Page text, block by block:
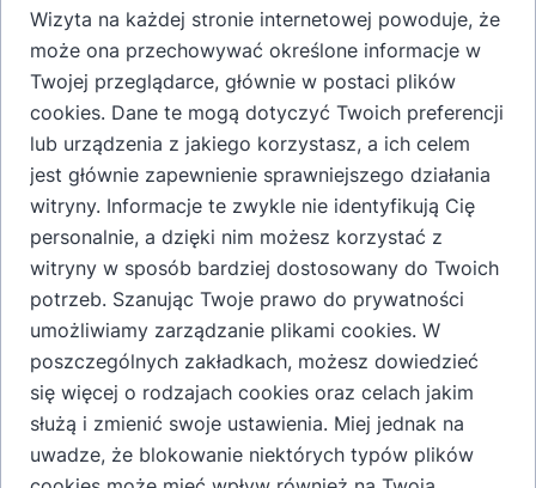
Dodaj do koszyka
znajdują się cztery różnorodne nalewki, starannie
przygotowane z naturalnych składników, które zachwycą
doskonałym aromatem i głębią smaku. Doskonały pomysł
na prezent lub sposób na urozmaicenie spotkań
towarzyskich, dzięki któremu każdy znajdzie coś dla
siebie. Postaw na unikalną kompozycję i ciesz się
chwilami relaksu z ulubionym trunkiem.
Dodatkowe informacje o produkcie
Wizyta na każdej stronie internetowej powoduje, że
może ona przechowywać określone informacje w
Twojej przeglądarce, głównie w postaci plików
cookies. Dane te mogą dotyczyć Twoich preferencji
lub urządzenia z jakiego korzystasz, a ich celem
jest głównie zapewnienie sprawniejszego działania
witryny. Informacje te zwykle nie identyfikują Cię
personalnie, a dzięki nim możesz korzystać z
witryny w sposób bardziej dostosowany do Twoich
potrzeb. Szanując Twoje prawo do prywatności
umożliwiamy zarządzanie plikami cookies. W
poszczególnych zakładkach, możesz dowiedzieć
się więcej o rodzajach cookies oraz celach jakim
służą i zmienić swoje ustawienia. Miej jednak na
uwadze, że blokowanie niektórych typów plików